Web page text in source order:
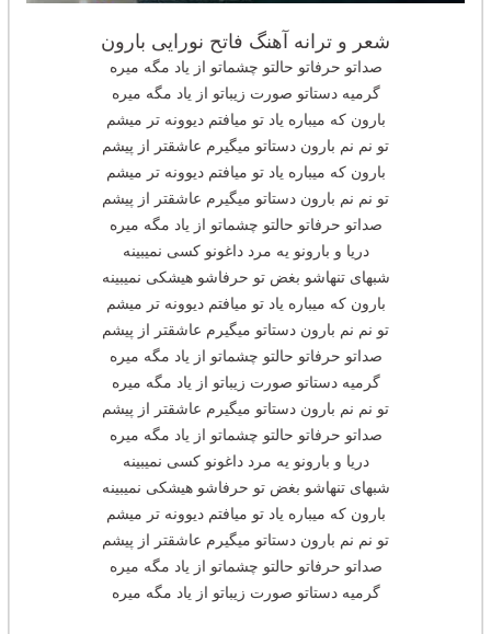
شعر و ترانه آهنگ فاتح نورایی بارون
صداتو حرفاتو حالتو چشماتو از یاد مگه میره
گرمیه دستاتو صورت زیباتو از یاد مگه میره
بارون که میباره یاد تو میافتم دیوونه تر میشم
تو نم نم بارون دستاتو میگیرم عاشقتر از پیشم
بارون که میباره یاد تو میافتم دیوونه تر میشم
تو نم نم بارون دستاتو میگیرم عاشقتر از پیشم
صداتو حرفاتو حالتو چشماتو از یاد مگه میره
دریا و بارونو یه مرد داغونو کسی نمیبینه
شبهای تنهاشو بغض تو حرفاشو هیشکی نمیبینه
بارون که میباره یاد تو میافتم دیوونه تر میشم
تو نم نم بارون دستاتو میگیرم عاشقتر از پیشم
صداتو حرفاتو حالتو چشماتو از یاد مگه میره
گرمیه دستاتو صورت زیباتو از یاد مگه میره
تو نم نم بارون دستاتو میگیرم عاشقتر از پیشم
صداتو حرفاتو حالتو چشماتو از یاد مگه میره
دریا و بارونو یه مرد داغونو کسی نمیبینه
شبهای تنهاشو بغض تو حرفاشو هیشکی نمیبینه
بارون که میباره یاد تو میافتم دیوونه تر میشم
تو نم نم بارون دستاتو میگیرم عاشقتر از پیشم
صداتو حرفاتو حالتو چشماتو از یاد مگه میره
گرمیه دستاتو صورت زیباتو از یاد مگه میره